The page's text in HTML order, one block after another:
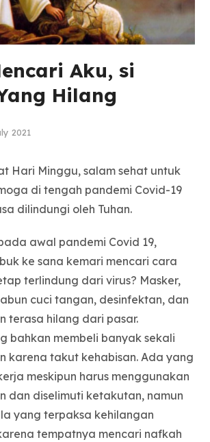
Aku, si
Hilang
2021
Hari Minggu, salam sehat untuk
di tengah pandemi Covid-19
dilindungi oleh Tuhan.
awal pandemi Covid 19,
ke sana kemari mencari cara
terlindung dari virus? Masker,
cuci tangan, desinfektan, dan
terasa hilang dari pasar.
bahkan membeli banyak sekali
karena takut kehabisan. Ada yang
meskipun harus menggunakan
dan diselimuti ketakutan, namun
yang terpaksa kehilangan
tempatnya mencari nafkah